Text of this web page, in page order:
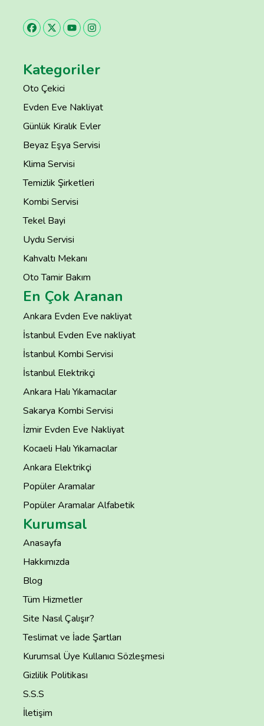
Kategoriler
Oto Çekici
Evden Eve Nakliyat
Günlük Kiralık Evler
Beyaz Eşya Servisi
Klima Servisi
Temizlik Şirketleri
Kombi Servisi
Tekel Bayi
Uydu Servisi
Kahvaltı Mekanı
Oto Tamir Bakım
En Çok Aranan
Ankara Evden Eve nakliyat
İstanbul Evden Eve nakliyat
İstanbul Kombi Servisi
İstanbul Elektrikçi
Ankara Halı Yıkamacılar
Sakarya Kombi Servisi
İzmir Evden Eve Nakliyat
Kocaeli Halı Yıkamacılar
Ankara Elektrikçi
Popüler Aramalar
Popüler Aramalar Alfabetik
Kurumsal
Anasayfa
Hakkımızda
Blog
Tüm Hizmetler
Site Nasıl Çalışır?
Teslimat ve İade Şartları
Kurumsal Üye Kullanıcı Sözleşmesi
Gizlilik Politikası
S.S.S
İletişim